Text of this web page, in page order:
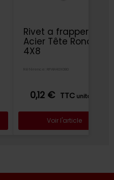
Rivet a frapper
Acier Tête Ronde
4X8
Référence: RPAR40X080
0,12 € TTC unitaire
Voir l'article